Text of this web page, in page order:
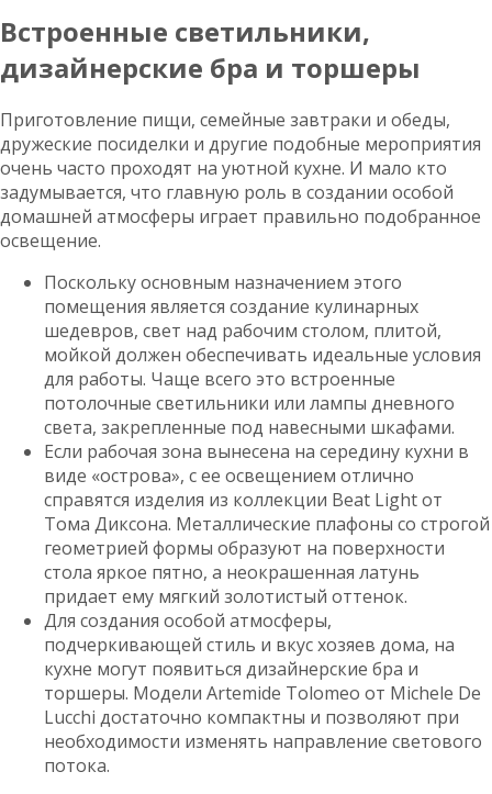
Встроенные светильники,
дизайнерские бра и торшеры
Приготовление пищи, семейные завтраки и обеды,
дружеские посиделки и другие подобные мероприятия
очень часто проходят на уютной кухне. И мало кто
задумывается, что главную роль в создании особой
домашней атмосферы играет правильно подобранное
освещение.
Поскольку основным назначением этого
помещения является создание кулинарных
шедевров, свет над рабочим столом, плитой,
мойкой должен обеспечивать идеальные условия
для работы. Чаще всего это встроенные
потолочные светильники или лампы дневного
света, закрепленные под навесными шкафами.
Если рабочая зона вынесена на середину кухни в
виде «острова», с ее освещением отлично
справятся изделия из коллекции Beat Light от
Тома Диксона. Металлические плафоны со строгой
геометрией формы образуют на поверхности
стола яркое пятно, а неокрашенная латунь
придает ему мягкий золотистый оттенок.
Для создания особой атмосферы,
подчеркивающей стиль и вкус хозяев дома, на
кухне могут появиться дизайнерские бра и
торшеры. Модели Artemide Tolomeo от Michele De
Lucchi достаточно компактны и позволяют при
необходимости изменять направление светового
потока.